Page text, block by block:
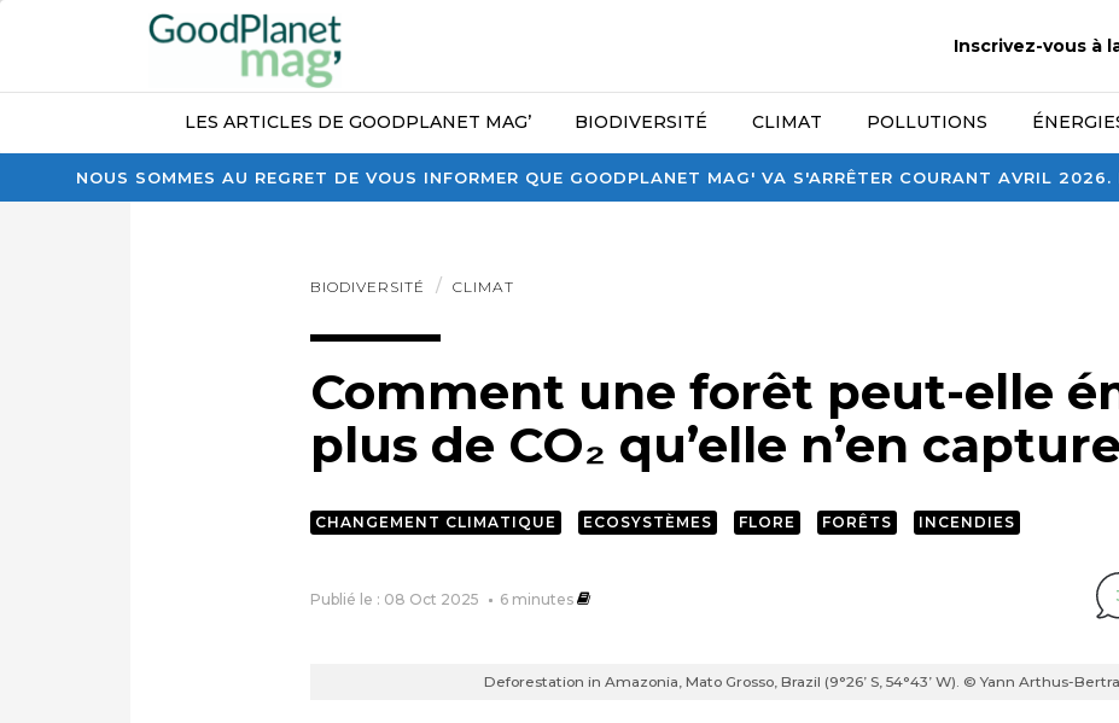
NOUS SOMMES AU REGRET DE VOUS INFORMER QUE GOODPLANET MAG' VA S'ARRÊTER COURANT AVRIL
Inscrivez-vous à
LES ARTICLES DE GOODPLANET MAG’ BIODIVERSITÉ CLIMAT POLLUTIONS
BIODIVERSITÉ CLIMAT
Comment une forêt peut-elle
plus de CO₂ qu’elle n’en
CHANGEMENT CLIMATIQUE ECOSYSTÈMES FLORE FORÊTS INCENDIES
Publié le : 08 Oct 2025 6 minutes
Deforestation in Amazonia, Mato Grosso, Brazil (9°26’ S, 54°43’ W). © Yann Arthus-